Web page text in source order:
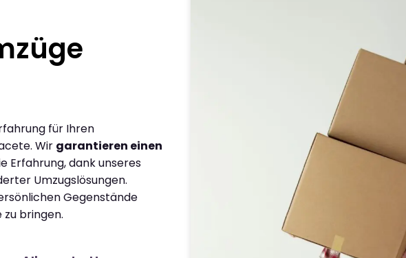
für Ihren
Wir garantieren einen
Erfahrung, dank unseres
Umzugslösungen.
Gegenstände
zu bringen.